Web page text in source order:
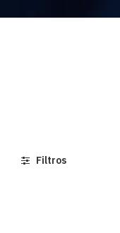
Filtros